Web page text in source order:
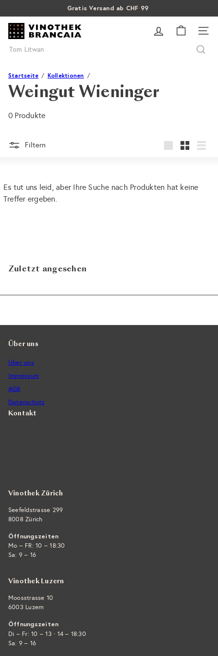
zum
Inhalt
Pause
Gratis Versand ab CHF 99
Über 15% Rabatt auf Sommer Weine
SALE: Bis zu 40% auf letzte Flaschen
V
i
n
t
h
e
a
i
a
Suche
Startseite Kollektionen
Weingut Wieninger
0 Produkte
Filtern
Es tut uns leid, aber Ihre Suche nach Produkten hat keine
Treffer ergeben.
Zuletzt angesehen
Über uns
Über uns
Impressum
AGB
Datenschutz
Kontakt
Vinothek Zürich
Seefeldstrasse 299
8008 Zürich
Öffnungszeiten
Mo – FR: 10 – 18:30
Sa: 9 – 16
Vinothek Luzern
Moosstrasse 10
6003 Luzern
Öffnungszeiten
Di – Fr: 10 – 13 · 14 – 18:30
Sa: 9 – 16